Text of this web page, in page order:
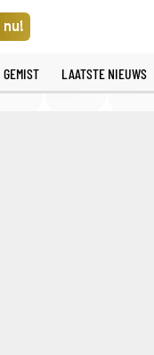
GEMIST LAATSTE NIEUWS